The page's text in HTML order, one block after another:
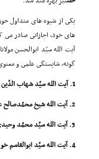
یکى از شیوه هاى متداول
هاى خود، اجازاتى صادر مى
آیت الله سیّد ابوالحسن
گونه، شایستگى علمى و معنوى
1. آیت الله سیّد شهاب الدّین مرعشى نجفى
2. آیت الله شیخ محمّدصالح علامه مازندرانى
3. آیت الله سیّد محمّد وحیدى
4. آیت الله سیّد ابوالقاسم خویى